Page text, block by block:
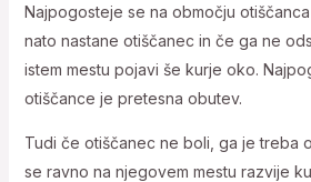
Najpogosteje se na območju
nato nastane otiščanec in če ga ne
istem mestu pojavi še kurje oko.
otiščance je pretesna obutev.
Tudi če otiščanec ne boli, ga je treba
se ravno na njegovem mestu razvije